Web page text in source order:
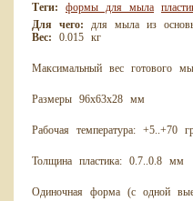
Теги:
формы для мыла
Для чего:
для мыла из
Вес:
0.015 кг
Максимальный вес готового
Размеры 96х63х28 мм
Рабочая температура: +5..+70
Толщина пластика: 0.7..0.8 мм
Одиночная форма (с одной